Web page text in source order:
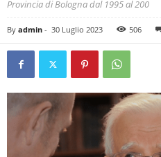
Provincia di Bologna dal 1995 al 200
By admin - 30 Luglio 2023 506